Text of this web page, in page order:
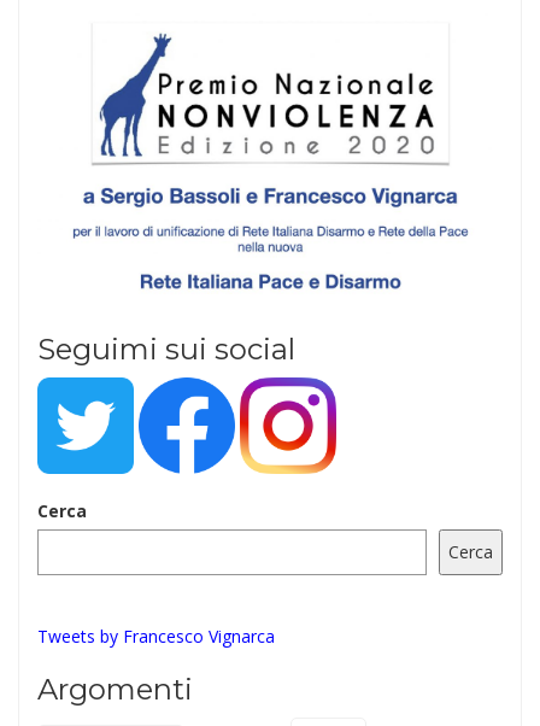
Seguimi sui social
Cerca
Cerca
Tweets by Francesco Vignarca
Argomenti